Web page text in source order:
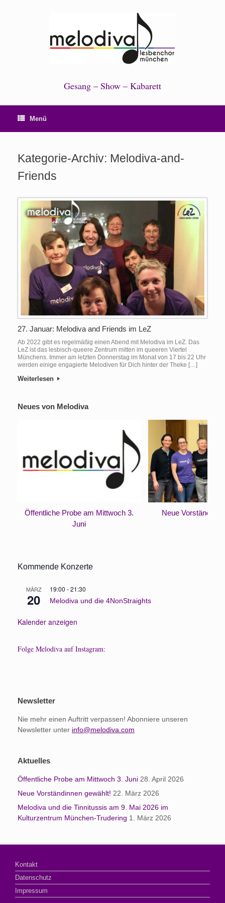
Gesang – Show – Kabarett
Menü
Kategorie-Archiv: Melodiva-and-
Friends
27. Januar: Melodiva and Friends im LeZ
Ab 2022 gibt es regelmäßig einen Abend mit Melodiva im LeZ. Das
LeZ ist das lesbisch-queere Zentrum mitten im queeren Viertel
Münchens. Immer am letzten Donnerstag im Monat von 17 bis 22 Uhr
werden einige engagierte Melodiven für Dich hinter der Theke […]
Weiterlesen
Neues von Melodiva
Öffentliche Probe am Mittwoch 3.
Juni
Neue
Kommende Konzerte
MÄRZ
20
19:00 -21:30
Melodiva und die 4NonStraights
Kalender anzeigen
Folge Melodiva auf Instagram:
Newsletter
Nie mehr einen Auftritt verpassen! Abonniere unseren
Newsletter unter info@melodiva.com
Aktuelles
Öffentliche Probe am Mittwoch 3. Juni 28. April 2026
Neue Vorständinnen gewählt! 22. März 2026
Melodiva und die Tinnitussis am 9. Mai 2026 im
Kulturzentrum München-Trudering 1. März 2026
Kontakt
Datenschutz
Impressum